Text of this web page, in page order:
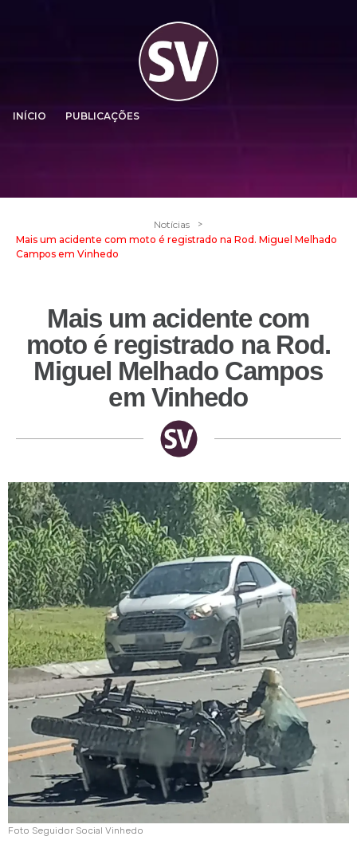
INÍCIO PUBLICAÇÕES
Notícias >
Mais um acidente com moto é registrado na Rod. Miguel Melhado
Campos em Vinhedo
Mais um acidente com
moto é registrado na Rod.
Miguel Melhado Campos
em Vinhedo
Foto Seguidor Social Vinhedo